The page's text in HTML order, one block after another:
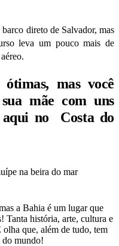
direto de Salvador, mas
leva um pouco mais de
aéreo.
ótimas, mas você
mãe com uns
aqui no Costa do
a Bahia é um lugar que
Tanta história, arte, cultura e
que, além de tudo, tem
do mundo!